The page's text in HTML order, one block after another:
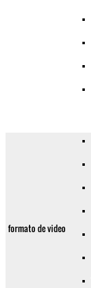
formato de video